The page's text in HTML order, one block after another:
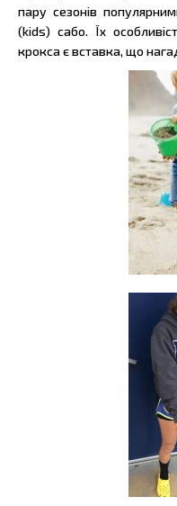
пару сезонів
(kids) сабо. Їх
крокса є вставка, що